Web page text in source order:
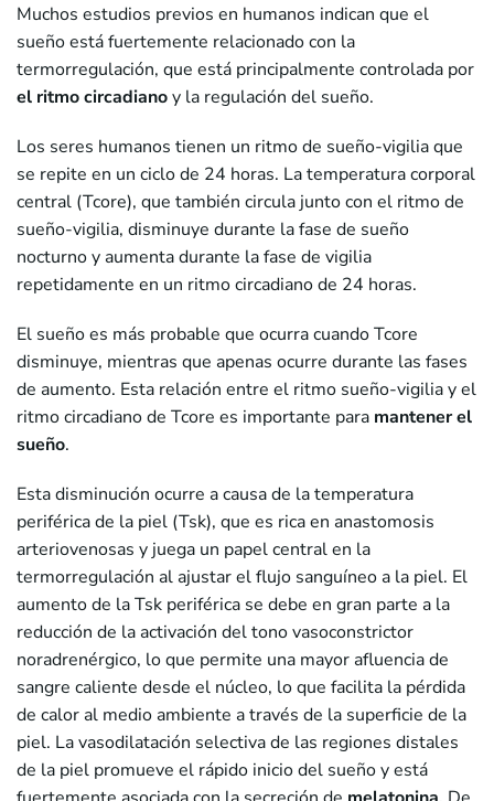
Muchos estudios previos en humanos indican que el
sueño está fuertemente relacionado con la
termorregulación, que está principalmente controlada por
el ritmo circadianoy la regulación del sueño.
Los seres humanos tienen un ritmo de sueño-vigilia que
se repite en un ciclo de 24 horas. La temperatura corporal
central (Tcore), que también circula junto con el ritmo de
sueño-vigilia, disminuye durante la fase de sueño
nocturno y aumenta durante la fase de vigilia
repetidamente en un ritmo circadiano de 24 horas.
El sueño es más probable que ocurra cuando Tcore
disminuye, mientras que apenas ocurre durante las fases
de aumento. Esta relación entre el ritmo sueño-vigilia y el
ritmo circadiano de Tcore es importante para mantener el
sueño.
Esta disminución ocurre a causa de la temperatura
periférica de la piel (Tsk), que es rica en anastomosis
arteriovenosas y juega un papel central en la
termorregulación al ajustar el flujo sanguíneo a la piel. El
aumento de la Tsk periférica se debe en gran parte a la
reducción de la activación del tono vasoconstrictor
noradrenérgico, lo que permite una mayor afluencia de
sangre caliente desde el núcleo, lo que facilita la pérdida
de calor al medio ambiente a través de la superficie de la
piel. La vasodilatación selectiva de las regiones distales
de la piel promueve el rápido inicio del sueño y está